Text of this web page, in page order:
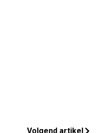
Volgend artikel